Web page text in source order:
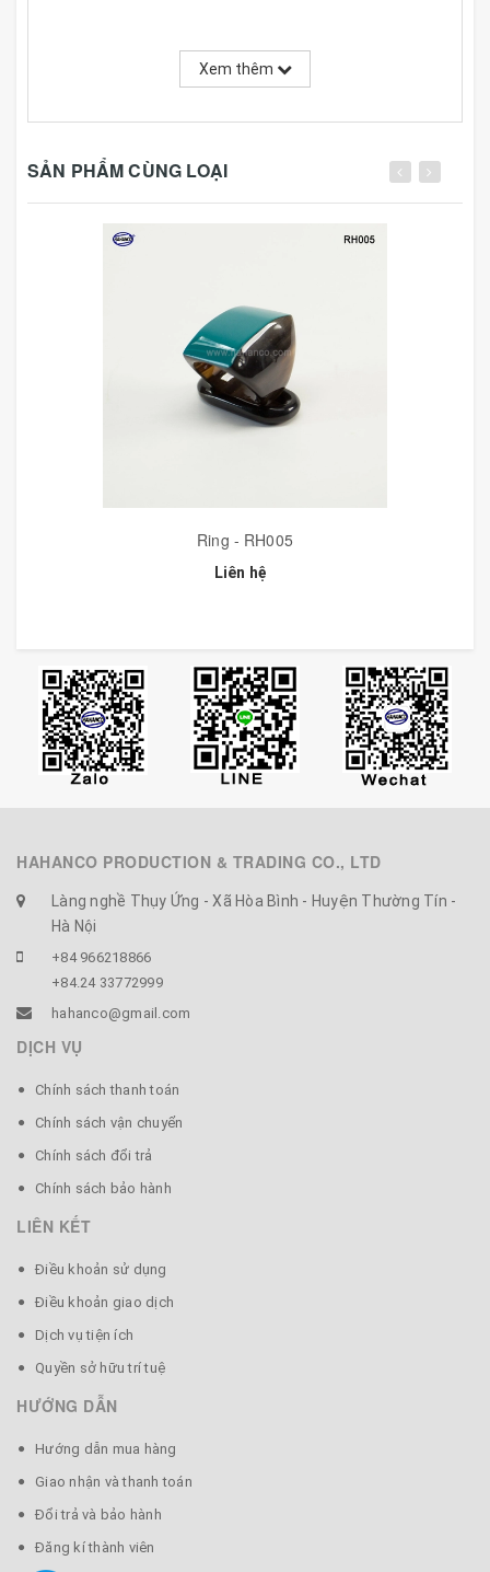
Xem thêm
SẢN PHẨM CÙNG LOẠI
Ring - RH005
Liên hệ
HAHANCO PRODUCTION & TRADING CO., LTD
Làng nghề Thụy Ứng - Xã Hòa Bình - Huyện Thường Tín -
Hà Nội
+84 966218866
+84.24 33772999
hahanco@gmail.com
DỊCH VỤ
Chính sách thanh toán
Chính sách vận chuyển
Chính sách đổi trả
Chính sách bảo hành
LIÊN KẾT
Điều khoản sử dụng
Điều khoản giao dịch
Dịch vụ tiện ích
Quyền sở hữu trí tuệ
HƯỚNG DẪN
Hướng dẫn mua hàng
Giao nhận và thanh toán
Đổi trả và bảo hành
Đăng kí thành viên